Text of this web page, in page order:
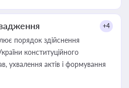
+4
порядок здійснення
конституційного
ухвалення актів і формування